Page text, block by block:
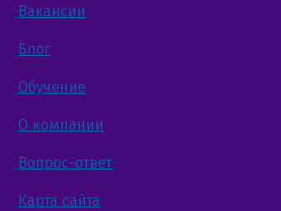
Вакансии
Блог
Обучение
О компании
Вопрос-ответ
Карта сайта